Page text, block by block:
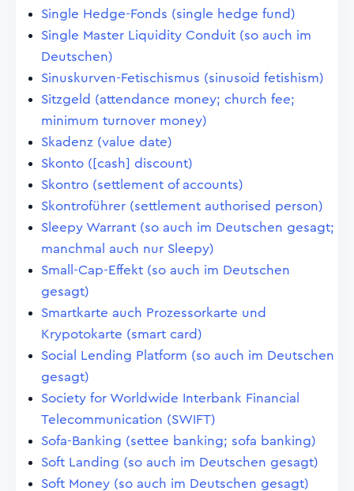
Single Hedge-Fonds (single hedge fund)
Single Master Liquidity Conduit (so auch im
Deutschen)
Sinuskurven-Fetischismus (sinusoid fetishism)
Sitzgeld (attendance money; church fee;
minimum turnover money)
Skadenz (value date)
Skonto ([cash] discount)
Skontro (settlement of accounts)
Skontroführer (settlement authorised person)
Sleepy Warrant (so auch im Deutschen gesagt;
manchmal auch nur Sleepy)
Small-Cap-Effekt (so auch im Deutschen
gesagt)
Smartkarte auch Prozessorkarte und
Krypotokarte (smart card)
Social Lending Platform (so auch im Deutschen
gesagt)
Society for Worldwide Interbank Financial
Telecommunication (SWIFT)
Sofa-Banking (settee banking; sofa banking)
Soft Landing (so auch im Deutschen gesagt)
Soft Money (so auch im Deutschen gesagt)